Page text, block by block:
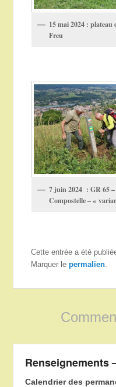
15 mai 2024 : plateau
Freu
7 juin 2024 : GR 65 –
Compostelle – «
Cette entrée a été
Marquer lepermalien
Renseignements
Calendrier des